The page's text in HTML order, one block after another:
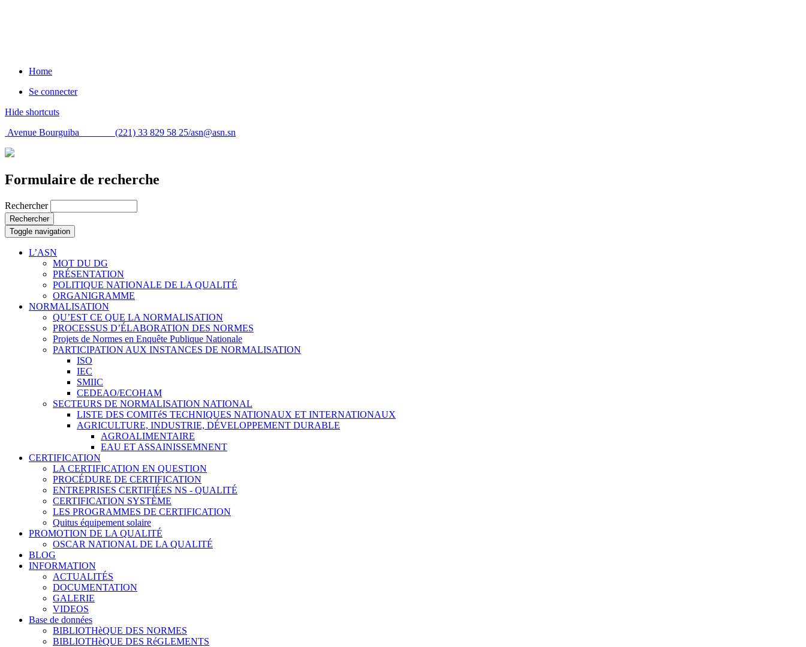
Home
Se connecter
Hide shortcuts
Avenue Bourguiba (221) 33 829 58 25/asn@asn.sn
Formulaire de recherche
Rechercher
Rechercher
Toggle navigation
L’ASN
MOT DU DG
PRÉSENTATION
POLITIQUE NATIONALE DE LA QUALITÉ
ORGANIGRAMME
NORMALISATION
QU’EST CE QUE LA NORMALISATION
PROCESSUS D’ÉLABORATION DES NORMES
Projets de Normes en Enquête Publique Nationale
PARTICIPATION AUX INSTANCES DE NORMALISATION
ISO
IEC
SMIIC
CEDEAO/ECOHAM
SECTEURS DE NORMALISATION NATIONAL
LISTE DES COMITéS TECHNIQUES NATIONAUX ET INTERNATIONAUX
AGRICULTURE, INDUSTRIE, DÉVELOPPEMENT DURABLE
AGROALIMENTAIRE
EAU ET ASSAINISSEMNENT
CERTIFICATION
LA CERTIFICATION EN QUESTION
PROCÉDURE DE CERTIFICATION
ENTREPRISES CERTIFIÉES NS - QUALITÉ
CERTIFICATION SYSTÈME
LES PROGRAMMES DE CERTIFICATION
Quitus équipement solaire
PROMOTION DE LA QUALITÉ
OSCAR NATIONAL DE LA QUALITÉ
BLOG
INFORMATION
ACTUALITÉS
DOCUMENTATION
GALERIE
VIDEOS
Base de données
BIBLIOTHèQUE DES NORMES
BIBLIOTHèQUE DES RéGLEMENTS